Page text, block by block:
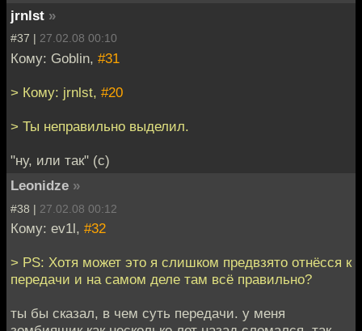
jrnlst »
#37 | 27.02.08 00:10
Кому: Goblin, #31
> Кому: jrnlst, #20
> Ты неправильно выделил.
"ну, или так" (с)
Leonidze »
#38 | 27.02.08 00:12
Кому: ev1l, #32
> PS: Хотя может это я слишком предвзято отнёсся к
передачи и на самом деле там всё правильно?
ты бы сказал, в чем суть передачи. у меня